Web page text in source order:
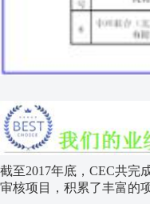
截至2017年底，CEC共完
审核项目，积累了丰富的